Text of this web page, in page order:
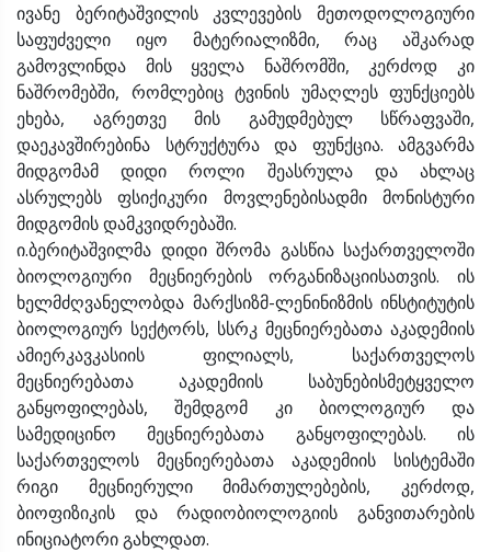
ივანე ბერიტაშვილის კვლევების მეთოდოლოგიური
საფუძველი იყო მატერიალიზმი, რაც აშკარად
გამოვლინდა მის ყველა ნაშრომში, კერძოდ კი
ნაშრომებში, რომლებიც ტვინის უმაღლეს ფუნქციებს
ეხება, აგრეთვე მის გამუდმებულ სწრაფვაში,
დაეკავშირებინა სტრუქტურა და ფუნქცია. ამგვარმა
მიდგომამ დიდი როლი შეასრულა და ახლაც
ასრულებს ფსიქიკური მოვლენებისადმი მონისტური
მიდგომის დამკვიდრებაში.
ი.ბერიტაშვილმა დიდი შრომა გასწია საქართველოში
ბიოლოგიური მეცნიერების ორგანიზაციისათვის. ის
ხელმძღვანელობდა მარქსიზმ-ლენინიზმის ინსტიტუტის
ბიოლოგიურ სექტორს, სსრკ მეცნიერებათა აკადემიის
ამიერკავკასიის ფილიალს, საქართველოს
მეცნიერებათა აკადემიის საბუნებისმეტყველო
განყოფილებას, შემდგომ კი ბიოლოგიურ და
სამედიცინო მეცნიერებათა განყოფილებას. ის
საქართველოს მეცნიერებათა აკადემიის სისტემაში
რიგი მეცნიერული მიმართულებების, კერძოდ,
ბიოფიზიკის და რადიობიოლოგიის განვითარების
ინიციატორი გახლდათ.